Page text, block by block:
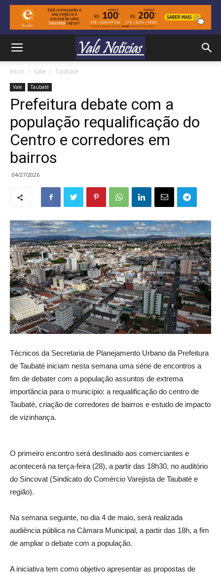
Início Vale Taubaté
Vale Taubaté
Prefeitura debate com a
população requalificação do
Centro e corredores em
bairros
04/27/2026
Técnicos da Secretaria de Planejamento Urbano da Prefeitura
de Taubaté iniciam nesta semana uma série de encontros a
fim de debater com a população assuntos de extrema
importância para o município: a requalificação do centro de
Taubaté, criação de corredores de bairros e estudo de impacto
de vizinhança.
O primeiro encontro será destinado aos comerciantes e
acontecerá na terça-feira (28), a partir das 18h30, no auditório
do Sincovat (Sindicato do Comércio Varejista de Taubaté e
região).
Na semana seguinte, no dia 4 de maio, será realizada
audiência pública na Câmara Municipal, a partir das 18h, a fim
de ampliar o debate com a população.
A iniciativa tem como objetivo apresentar as propostas de